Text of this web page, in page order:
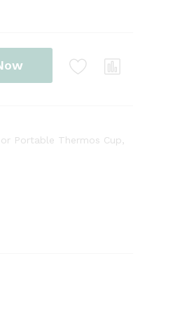
Portable Thermos Cup